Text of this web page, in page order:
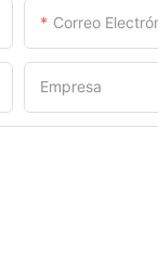
Correo
Empresa